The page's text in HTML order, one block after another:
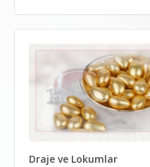
Draje ve Lokumlar